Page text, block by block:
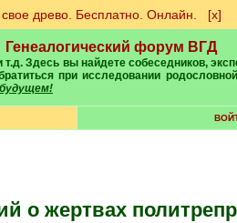
древо. Бесплатно. Онлайн. [х]
Генеалогический форум ВГД
при исследовании
о жертвах